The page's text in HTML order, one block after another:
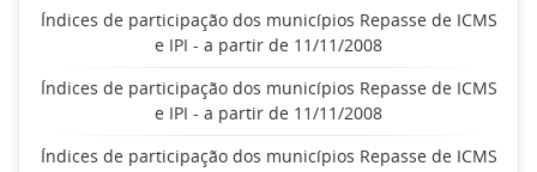
Índices de participação dos municípios Repasse de ICMS
e IPI - a partir de 11/11/2008
Índices de participação dos municípios Repasse de ICMS
e IPI - a partir de 11/11/2008
Índices de participação dos municípios Repasse de ICMS